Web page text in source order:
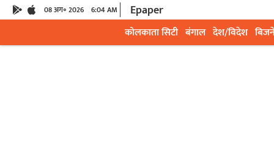
08 अग॰ 2026 6:04 AM Epaper
कोलकाता सिटी बंगाल देश/विदेश